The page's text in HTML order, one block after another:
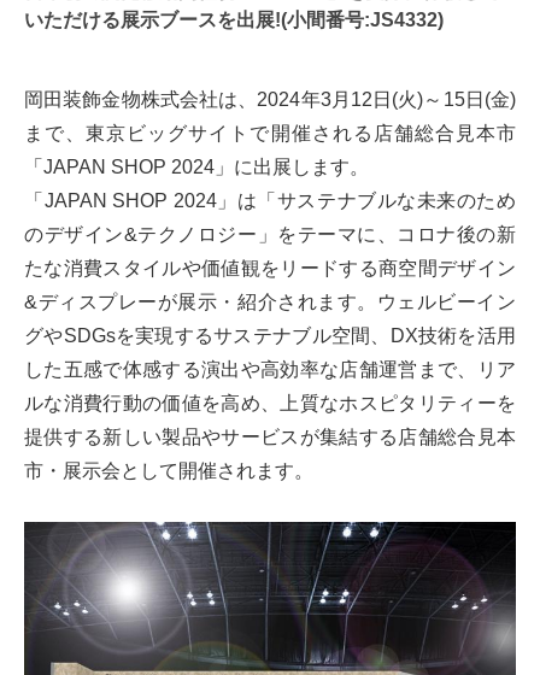
お気に入り
いただける展示ブースを出展!(小間番号:JS4332)
岡田装飾金物株式会社は、2024年3月12日(火)～15日(金)
まで、東京ビッグサイトで開催される店舗総合見本市
「JAPAN SHOP 2024」に出展します。
「JAPAN SHOP 2024」は「サステナブルな未来のため
のデザイン&テクノロジー」をテーマに、コロナ後の新
たな消費スタイルや価値観をリードする商空間デザイン
&ディスプレーが展示・紹介されます。ウェルビーイン
グやSDGsを実現するサステナブル空間、DX技術を活用
した五感で体感する演出や高効率な店舗運営まで、リア
ルな消費行動の価値を高め、上質なホスピタリティーを
提供する新しい製品やサービスが集結する店舗総合見本
市・展示会として開催されます。